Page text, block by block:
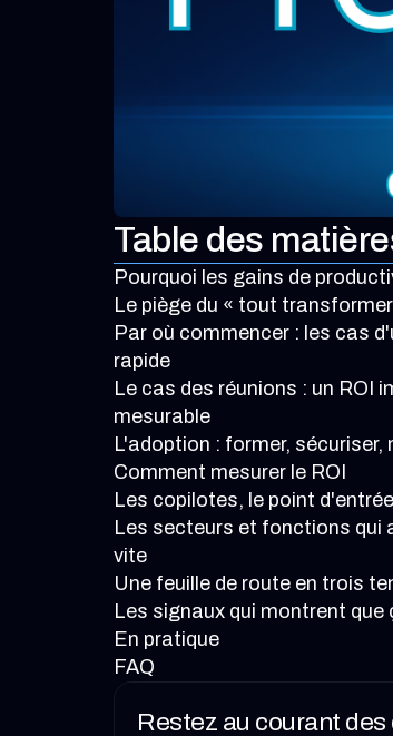
Table des
Pourquoi les gains de
Le piège du « tout
Par où commencer : les cas
rapide
Le cas des réunions : un ROI
mesurable
L'adoption : former, sécuriser,
Comment mesurer le ROI
Les copilotes, le point
Les secteurs et fonctions qui
vite
Une feuille de route en trois
Les signaux qui montrent que
En pratique
FAQ
Restez au courant